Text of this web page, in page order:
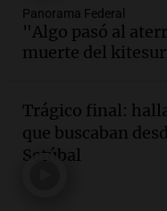
Audio.Jorge
crecimiento
Barcelona y
Audio.
desayuno
conviene
Panorama Federal
"Algo pasó al
muerte del
Trágico final:
que buscaban
Setúbal